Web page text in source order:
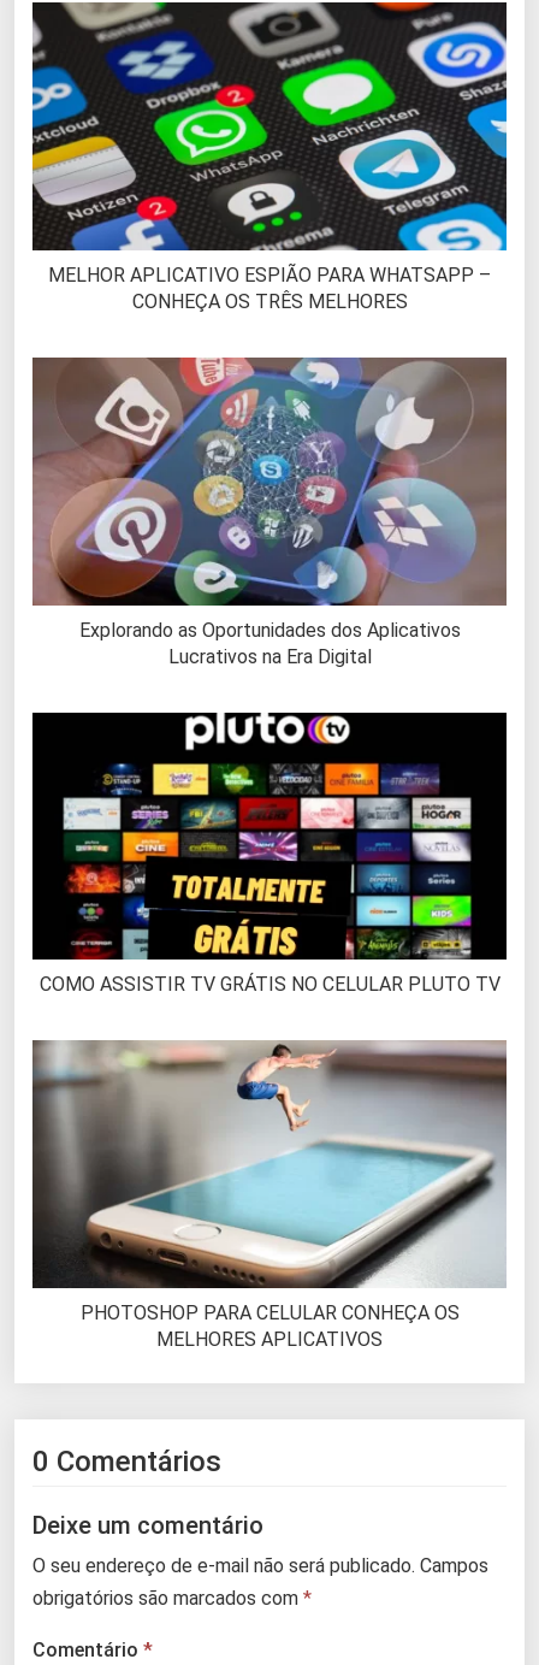
MELHOR APLICATIVO ESPIÃO PARA WHATSAPP –
CONHEÇA OS TRÊS MELHORES
Explorando as Oportunidades dos Aplicativos
Lucrativos na Era Digital
COMO ASSISTIR TV GRÁTIS NO CELULAR PLUTO TV
PHOTOSHOP PARA CELULAR CONHEÇA OS
MELHORES APLICATIVOS
0 Comentários
Deixe um comentário
O seu endereço de e-mail não será publicado. Campos
obrigatórios são marcados com *
Comentário *